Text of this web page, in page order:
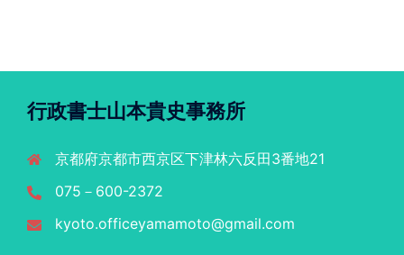
行政書士山本貴史事務所
京都府京都市西京区下津林六反田3番地21
075－600-2372
kyoto.officeyamamoto@gmail.com